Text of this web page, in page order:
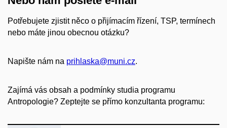
Potřebujete zjistit něco o přijímacím řízení, TSP, termínech
nebo máte jinou obecnou otázku?
Napište nám na prihlaska@muni.cz.
Zajímá vás obsah a podmínky studia programu
Antropologie? Zeptejte se přímo konzultanta programu: